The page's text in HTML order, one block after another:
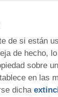
de si están
de hecho,
sobre
en las
dicha